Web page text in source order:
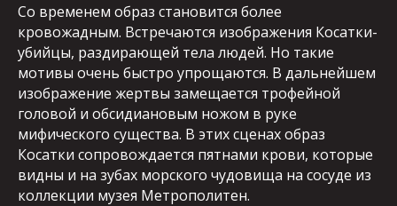
Со временем образ становится более
кровожадным. Встречаются изображения Косатки-
убийцы, раздирающей тела людей. Но такие
мотивы очень быстро упрощаются. В дальнейшем
изображение жертвы замещается трофейной
головой и обсидиановым ножом в руке
мифического существа. В этих сценах образ
Косатки сопровождается пятнами крови, которые
видны и на зубах морского чудовища на сосуде из
коллекции музея Метрополитен.